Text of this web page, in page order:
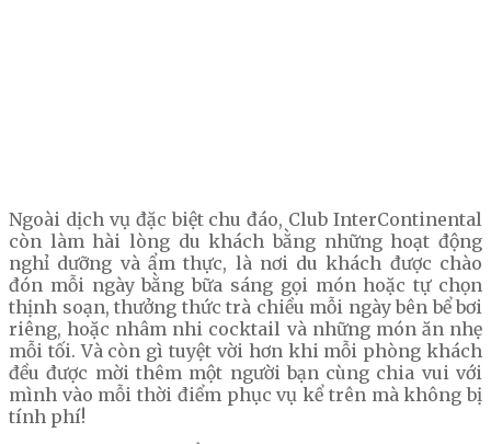
Ngoài dịch vụ đặc biệt chu đáo, Club InterContinental
còn làm hài lòng du khách bằng những hoạt động
nghỉ dưỡng và ẩm thực, là nơi du khách được chào
đón mỗi ngày bằng bữa sáng gọi món hoặc tự chọn
thịnh soạn, thưởng thức trà chiều mỗi ngày bên bể bơi
riêng, hoặc nhâm nhi cocktail và những món ăn nhẹ
mỗi tối. Và còn gì tuyệt vời hơn khi mỗi phòng khách
đều được mời thêm một người bạn cùng chia vui với
mình vào mỗi thời điểm phục vụ kể trên mà không bị
tính phí!